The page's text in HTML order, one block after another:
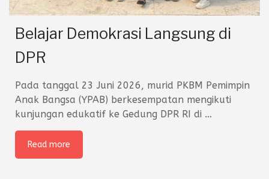
Belajar Demokrasi Langsung di
DPR
Pada tanggal 23 Juni 2026, murid PKBM Pemimpin
Anak Bangsa (YPAB) berkesempatan mengikuti
kunjungan edukatif ke Gedung DPR RI di …
Read more